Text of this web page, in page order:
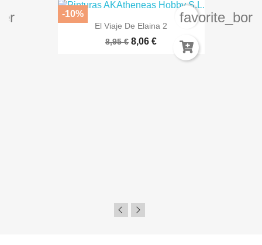
El Viaje De Elaina 2
8,95 € 8,06 €
-10%